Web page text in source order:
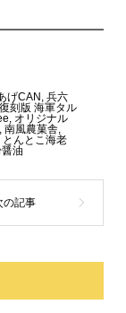
げCAN , 兵六
復刻版 海軍タル
, オリジナル
南風農菓舎,
とんとこ海老
油